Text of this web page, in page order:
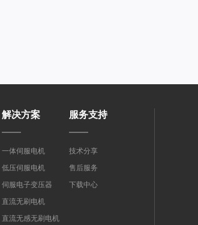
解决方案
一体伺服电机
低压伺服电机
伺服电子变压器
直流无刷电机
直流无感无刷电机
服务支持
技术分享
售后服务
下载中心